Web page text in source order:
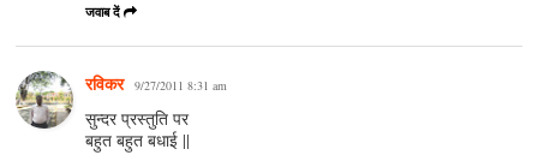
जवाब दें
रविकर 9/27/2011 8:31 am
सुन्दर प्रस्तुति पर
बहुत बहुत बधाई ||